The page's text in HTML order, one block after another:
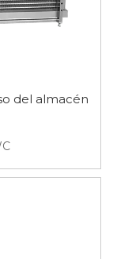
del almacén